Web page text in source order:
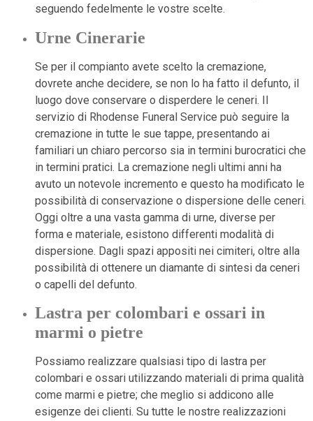
seguendo fedelmente le vostre scelte.
Urne Cinerarie
Se per il compianto avete scelto la cremazione,
dovrete anche decidere, se non lo ha fatto il defunto, il
luogo dove conservare o disperdere le ceneri. Il
servizio di Rhodense Funeral Service può seguire la
cremazione in tutte le sue tappe, presentando ai
familiari un chiaro percorso sia in termini burocratici che
in termini pratici. La cremazione negli ultimi anni ha
avuto un notevole incremento e questo ha modificato le
possibilità di conservazione o dispersione delle ceneri.
Oggi oltre a una vasta gamma di urne, diverse per
forma e materiale, esistono differenti modalità di
dispersione. Dagli spazi appositi nei cimiteri, oltre alla
possibilità di ottenere un diamante di sintesi da ceneri
o capelli del defunto.
Lastra per colombari e ossari in
marmi o pietre
Possiamo realizzare qualsiasi tipo di lastra per
colombari e ossari utilizzando materiali di prima qualità
come marmi e pietre; che meglio si addicono alle
esigenze dei clienti. Su tutte le nostre realizzazioni